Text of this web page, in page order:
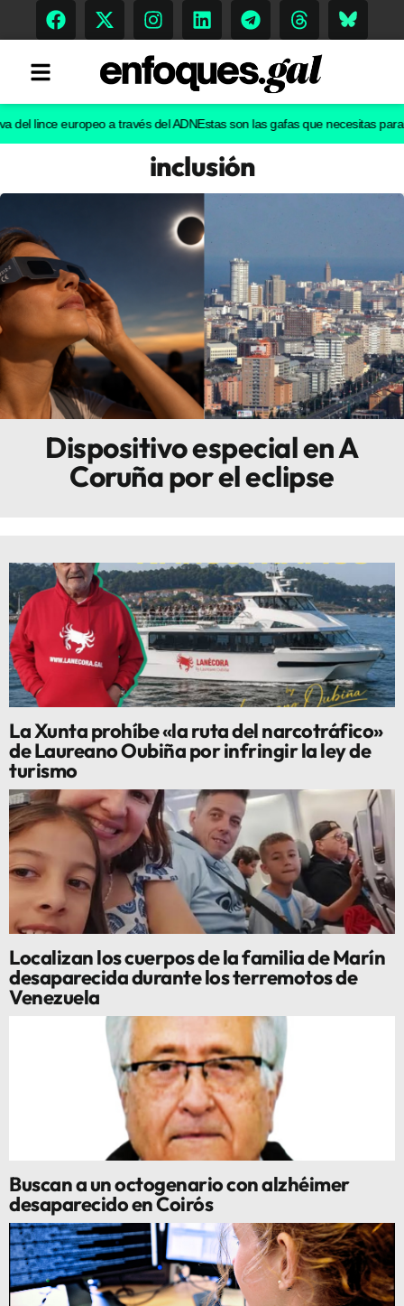
Gastronomía
Escenarios
Sostenibilidad
Innova
europeo a través del ADNEstas son las gafas que necesitas para ver
inclusión
Dispositivo especial en A
Coruña por el eclipse
La Xunta prohíbe «la ruta del narcotráfico»
de Laureano Oubiña por infringir la ley de
turismo
Localizan los cuerpos de la familia de Marín
desaparecida durante los terremotos de
Venezuela
Buscan a un octogenario con alzhéimer
desaparecido en Coirós